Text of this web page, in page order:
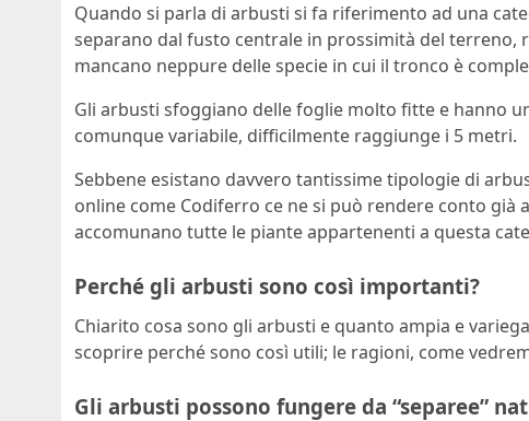
Quando si parla di arbusti si fa riferimento ad una
separano dal fusto centrale in prossimità del terreno,
mancano neppure delle specie in cui il tronco è
Gli arbusti sfoggiano delle foglie molto fitte e hanno
comunque variabile, difficilmente raggiunge i 5 metri.
Sebbene esistano davvero tantissime tipologie di
online come Codiferro ce ne si può rendere conto
accomunano tutte le piante appartenenti a questa
Perché gli arbusti sono così importanti?
Chiarito cosa sono gli arbusti e quanto ampia e
scoprire perché sono così utili; le ragioni, come
Gli arbusti possono fungere da “separee”